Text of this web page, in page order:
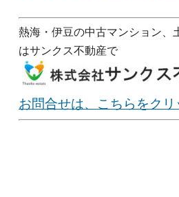
熱海・伊豆の中古マンション、
はサンクス不動産で
お問合せは、こちらをクリ